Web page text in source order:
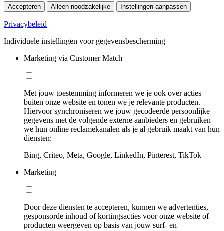
Accepteren Alleen noodzakelijke Instellingen aanpassen
Privacybeleid
Individuele instellingen voor gegevensbescherming
Marketing via Customer Match
Met jouw toestemming informeren we je ook over acties
buiten onze website en tonen we je relevante producten.
Hiervoor synchroniseren we jouw gecodeerde persoonlijke
gegevens met de volgende externe aanbieders en gebruiken
we hun online reclamekanalen als je al gebruik maakt van hun
diensten:
Bing, Criteo, Meta, Google, LinkedIn, Pinterest, TikTok
Marketing
Door deze diensten te accepteren, kunnen we advertenties,
gesponsorde inhoud of kortingsacties voor onze website of
producten weergeven op basis van jouw surf- en